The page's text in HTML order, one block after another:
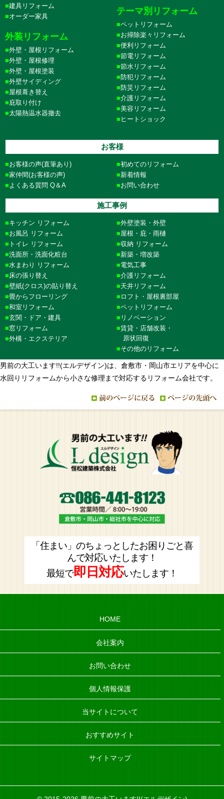
建具リフォーム
オーダー家具
外装リフォーム
外壁・屋根リフォーム
外壁・屋根修理
外壁・屋根塗装
外壁サイディング
屋根葺き替え
庇取り付け
太陽熱温水器撤去
テーマ別リフォーム
ペットリフォーム
お掃除楽々リフォーム
便利リフォーム
節電リフォーム
節水リフォーム
防犯リフォーム
防災リフォーム
介護リフォーム
美容リフォーム
ヒートショック
お客様
お客様の声(直筆あり)
家仲間(お客様の声)
よくある質問 Q＆A
初めてのリフォーム
新着情報
お問い合わせ
施工事例
キッチン リフォーム
お風呂 リフォーム
トイレ リフォーム
洗面所・洗面化粧台
水まわり リフォーム
床の張り替え
壁紙(クロス)の貼り替え
畳からフローリング
和室リフォーム
玄関・ドア・建具
窓リフォーム
外構・エクステリア
外壁塗装・外壁
屋根・庇・雨樋
収納 リフォーム
新築・増改築
電気工事
介護リフォーム
天井リフォーム
ロフト・屋根裏部屋
ペットリフォーム
リノベーション
賃貸・店舗改装・
原状回復
その他のリフォーム
男前の大工います!!(エルデザイン)は、倉敷市・岡山市エリアを中心に
水回りリフォームから小さな修理まで対応するリフォーム会社です。
「住まい」のちょっとしたお困りごと喜
んで対応いたします！
最短で即日対応いたします！
HOME
会社案内
お問い合わせ
個人情報保護
当サイトについて
おすすめサイト
サイトマップ